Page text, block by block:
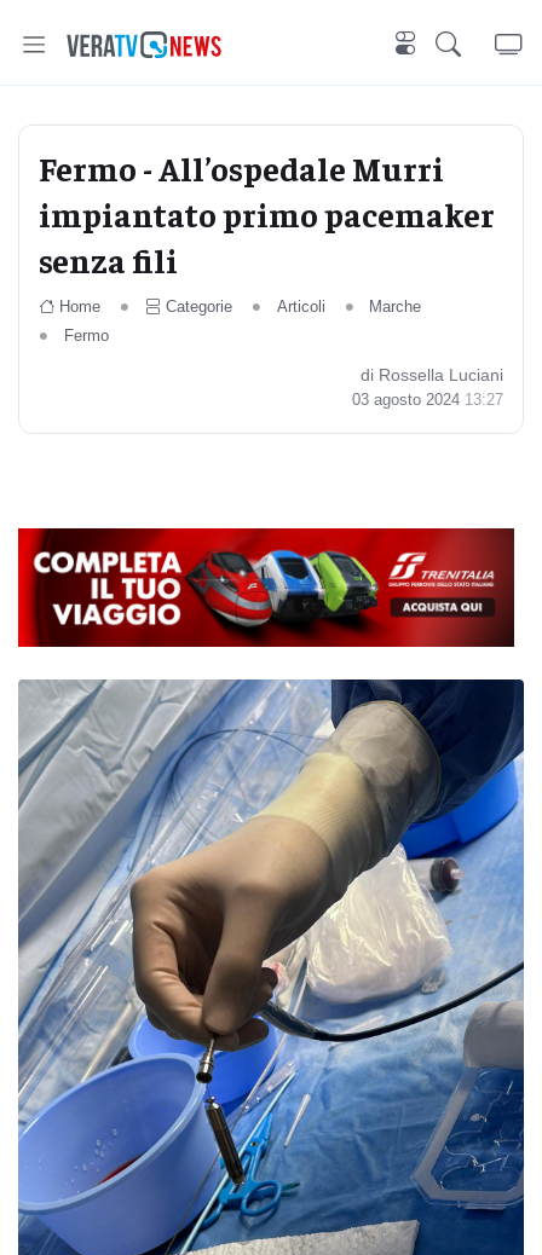
Fermo - All’ospedale Murri
impiantato primo pacemaker
senza fili
Home Categorie Articoli
Marche
Fermo
di Rossella Luciani
03 agosto 2024 13:27